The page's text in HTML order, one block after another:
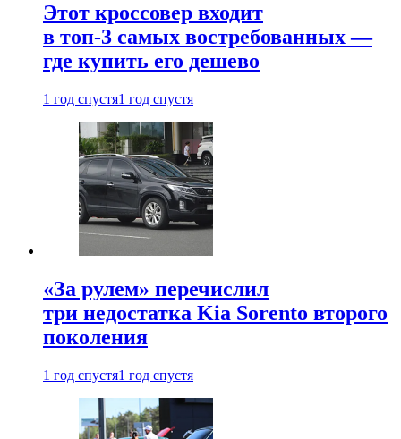
Этот кроссовер входит
в топ-3 самых востребованных —
где купить его дешево
1 год спустя1 год спустя
«За рулем» перечислил
три недостатка Kia Sorento второго
поколения
1 год спустя1 год спустя